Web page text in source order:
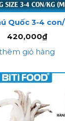
Quốc 3-4
420,000₫
giỏ hàng